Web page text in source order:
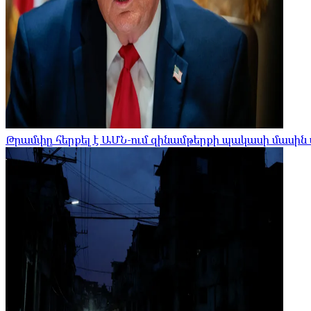
Թրամփը հերքել է ԱՄՆ-ում զինամթերքի պակասի մասին